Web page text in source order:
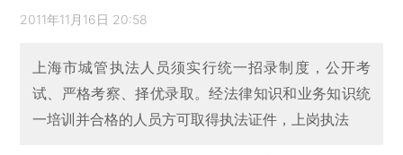
2011年11月16日 20:58
上海市城管执法人员须实行统一招录制度，公开考
试、严格考察、择优录取。经法律知识和业务知识统
一培训并合格的人员方可取得执法证件，上岗执法